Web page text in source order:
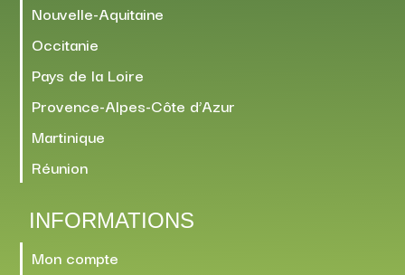
Nouvelle-Aquitaine
Occitanie
Pays de la Loire
Provence-Alpes-Côte d’Azur
Martinique
Réunion
INFORMATIONS
Mon compte